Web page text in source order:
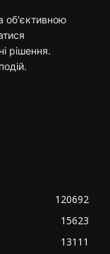
об'єктивною
рішення.
120692
15623
13111